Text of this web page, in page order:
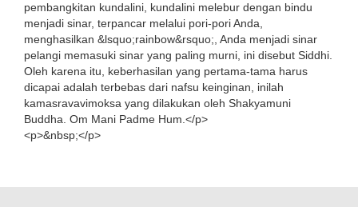
pembangkitan kundalini, kundalini melebur dengan bindu
menjadi sinar, terpancar melalui pori-pori Anda,
menghasilkan &lsquo;rainbow&rsquo;, Anda menjadi sinar
pelangi memasuki sinar yang paling murni, ini disebut Siddhi.
Oleh karena itu, keberhasilan yang pertama-tama harus
dicapai adalah terbebas dari nafsu keinginan, inilah
kamasravavimoksa yang dilakukan oleh Shakyamuni
Buddha. Om Mani Padme Hum.</p>
<p>&nbsp;</p>